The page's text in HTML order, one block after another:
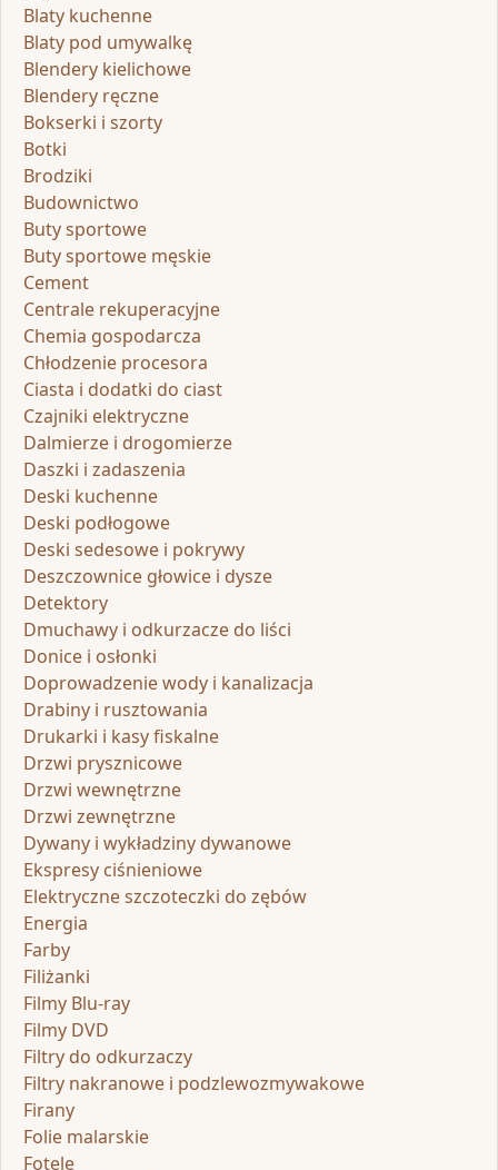
Blaty kuchenne
Blaty pod umywalkę
Blendery kielichowe
Blendery ręczne
Bokserki i szorty
Botki
Brodziki
Budownictwo
Buty sportowe
Buty sportowe męskie
Cement
Centrale rekuperacyjne
Chemia gospodarcza
Chłodzenie procesora
Ciasta i dodatki do ciast
Czajniki elektryczne
Dalmierze i drogomierze
Daszki i zadaszenia
Deski kuchenne
Deski podłogowe
Deski sedesowe i pokrywy
Deszczownice głowice i dysze
Detektory
Dmuchawy i odkurzacze do liści
Donice i osłonki
Doprowadzenie wody i kanalizacja
Drabiny i rusztowania
Drukarki i kasy fiskalne
Drzwi prysznicowe
Drzwi wewnętrzne
Drzwi zewnętrzne
Dywany i wykładziny dywanowe
Ekspresy ciśnieniowe
Elektryczne szczoteczki do zębów
Energia
Farby
Filiżanki
Filmy Blu-ray
Filmy DVD
Filtry do odkurzaczy
Filtry nakranowe i podzlewozmywakowe
Firany
Folie malarskie
Fotele